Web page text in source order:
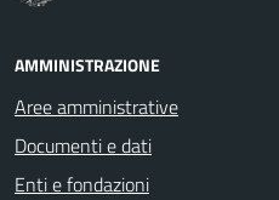
AMMINISTRAZIONE
Aree amministrative
Documenti e dati
Enti e fondazioni